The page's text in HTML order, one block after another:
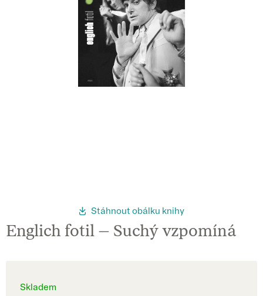
Stáhnout obálku knihy
Englich fotil – Suchý vzpomíná
Skladem